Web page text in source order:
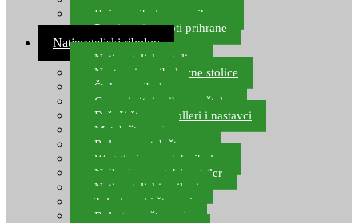
Boje za ribolovnu prihranu
Provjereni recepti prihrane
Natjecateljski ribolov
Natjecateljske stolice
Nastavci za ribolovne stolice
Šteke za ribolov
Gume i sitni pribor za šteku
Držači štapova rolleri i nastavci
Match štapovi
Role za match štapove
Waggleri za match ribolov
Najloni za match/waggler
Natjecateljski najloni
Teleskopski štapovi
Bolognese štapovi